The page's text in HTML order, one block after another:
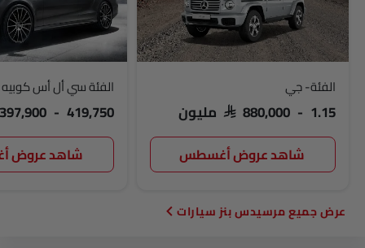
الفئة- جي
SAR 880,000 - 1.15 مليون
شاهد عروض أغسطس
الفئة سي أل أس كوبيه
397,900 - 419,750
شاهد عروض
مرسيدس بنز سيارات